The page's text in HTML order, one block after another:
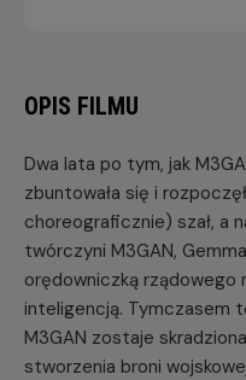
OPIS FILMU
Dwa lata po tym, jak
zbuntowała się i
choreograficznie) szał, a
twórczyni M3GAN,
orędowniczką rządowego
inteligencją. Tymczasem
M3GAN zostaje
stworzenia broni